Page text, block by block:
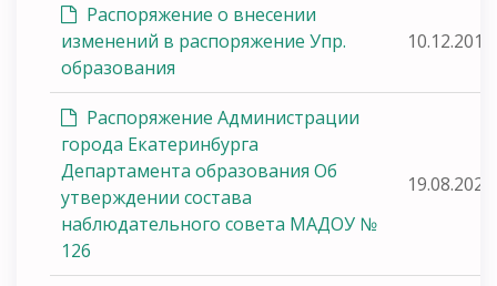
Распоряжение о внесении
изменений в распоряжение Упр.
образования
10.12.2018
Распоряжение Администрации
города Екатеринбурга
Департамента образования Об
утверждении состава
наблюдательного совета МАДОУ №
126
19.08.2020